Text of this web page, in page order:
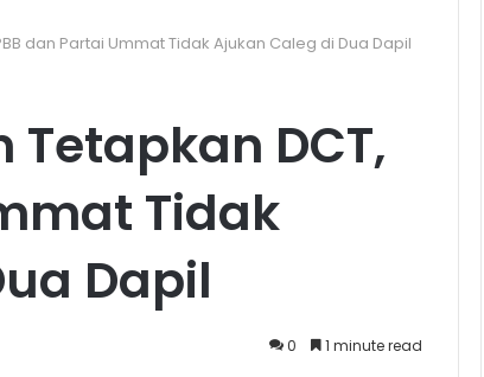
dan Partai Ummat Tidak Ajukan Caleg di Dua Dapil
Tetapkan DCT,
Tidak
Dapil
0 1 minute read